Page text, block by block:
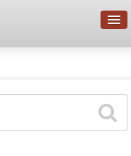
Organizzazioni